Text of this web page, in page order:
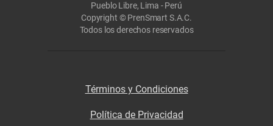
Pueblo Libre, Lima - Perú
Copyright © PrenSmart S.A.C.
Todos los derechos reservados
Términos y Condiciones
Política de Privacidad